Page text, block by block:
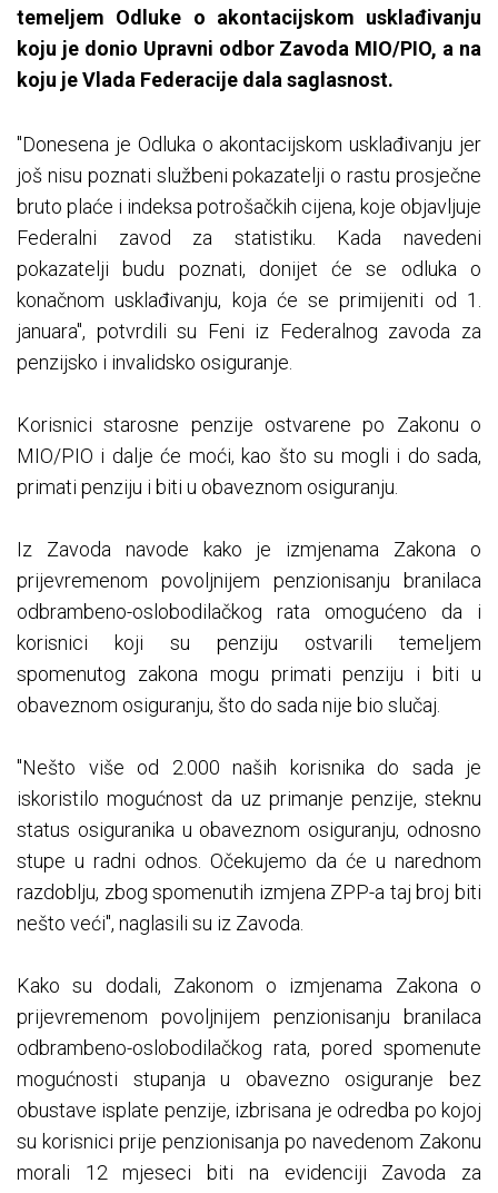
temeljem Odluke o akontacijskom usklađivanju
koju je donio Upravni odbor Zavoda MIO/PIO, a na
koju je Vlada Federacije dala saglasnost.
"Donesena je Odluka o akontacijskom usklađivanju jer
još nisu poznati službeni pokazatelji o rastu prosječne
bruto plaće i indeksa potrošačkih cijena, koje objavljuje
Federalni zavod za statistiku. Kada navedeni
pokazatelji budu poznati, donijet će se odluka o
konačnom usklađivanju, koja će se primijeniti od 1.
januara", potvrdili su Feni iz Federalnog zavoda za
penzijsko i invalidsko osiguranje.
Korisnici starosne penzije ostvarene po Zakonu o
MIO/PIO i dalje će moći, kao što su mogli i do sada,
primati penziju i biti u obaveznom osiguranju.
Iz Zavoda navode kako je izmjenama Zakona o
prijevremenom povoljnijem penzionisanju branilaca
odbrambeno-oslobodilačkog rata omogućeno da i
korisnici koji su penziju ostvarili temeljem
spomenutog zakona mogu primati penziju i biti u
obaveznom osiguranju, što do sada nije bio slučaj.
"Nešto više od 2.000 naših korisnika do sada je
iskoristilo mogućnost da uz primanje penzije, steknu
status osiguranika u obaveznom osiguranju, odnosno
stupe u radni odnos. Očekujemo da će u narednom
razdoblju, zbog spomenutih izmjena ZPP-a taj broj biti
nešto veći", naglasili su iz Zavoda.
Kako su dodali, Zakonom o izmjenama Zakona o
prijevremenom povoljnijem penzionisanju branilaca
odbrambeno-oslobodilačkog rata, pored spomenute
mogućnosti stupanja u obavezno osiguranje bez
obustave isplate penzije, izbrisana je odredba po kojoj
su korisnici prije penzionisanja po navedenom Zakonu
morali 12 mjeseci biti na evidenciji Zavoda za